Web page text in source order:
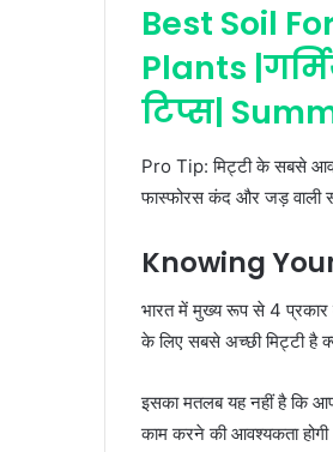
Best Soil
Plants
टिप्स|
Pro Tip: मिट्टी के सबसे
फास्फोरस कंद और जड़ वाली
Knowing
भारत में मुख्य रूप से 4 प्रकार
के लिए सबसे अच्छी मिट्टी है
इसका मतलब यह नहीं है कि
काम करने की आवश्यकता